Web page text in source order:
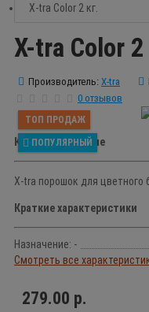
X-tra Color 2 кг.
X-tra Color 2
Производитель: X-tra
0 отзывов
ТОП ПРОДАЖ
ПОПУЛЯРНЫЙ
Краткое описание
X-tra порошок для цветного
Краткие характеристики
Назначение: -
Смотреть все
279.00 р.